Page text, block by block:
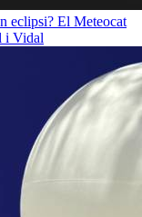
eclipsi? El Meteocat
i Vidal